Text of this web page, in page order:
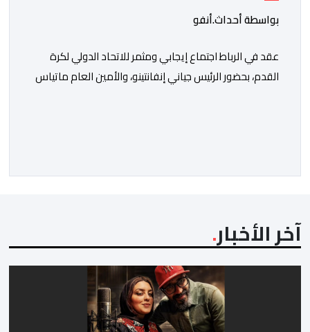
بواسطة أحداث.أنفو
عقد في الرباط اجتماع إيجابي ومثمر للاتحاد الدولي لكرة
القدم، بحضور الرئيس جياني إنفانتينو، والأمين العام ماتياس
المسؤول الوحيد المباشر والمنتخب من قِبل 211 اتحادا […]
آخر الأخبار